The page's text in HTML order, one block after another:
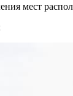
мест